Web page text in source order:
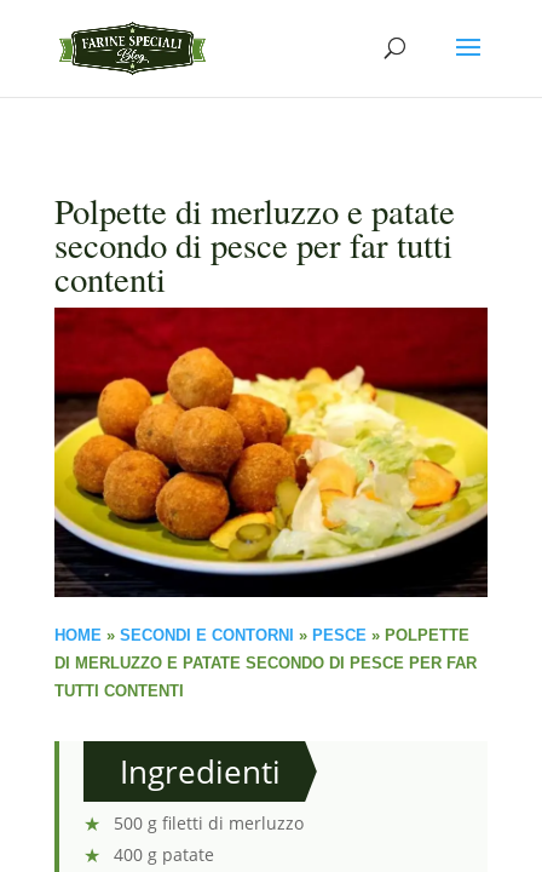
Polpette di merluzzo e patate
secondo di pesce per far tutti
contenti
HOME » SECONDI E CONTORNI » PESCE » POLPETTE
DI MERLUZZO E PATATE SECONDO DI PESCE PER FAR
TUTTI CONTENTI
Ingredienti
500 g filetti di merluzzo
400 g patate